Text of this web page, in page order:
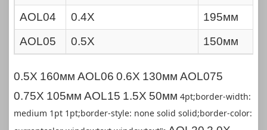
AOL04
0.4X
195мм
AOL05
0.5X 150мм
0.5X 160мм AOL06 0.6X 130мм AOL075
0.75X 105мм AOL15 1.5X 50мм 4pt;border-width:
medium 1pt 1pt;border-style: none solid solid;border-color: